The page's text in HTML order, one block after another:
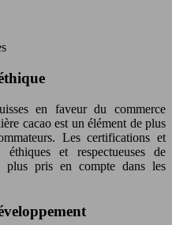
en faveur du commerce
cacao est un élément de plus
Les certifications et
éthiques et respectueuses de
plus pris en compte dans les